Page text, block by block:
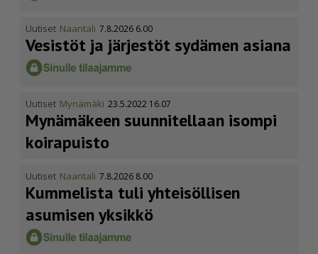
Uutiset Naantali 7.8.2026 6.00
Vesistöt ja järjestöt sydämen asiana
Uutiset Mynämäki 23.5.2022 16.07
Mynämäkeen suunnitellaan isompi
koirapuisto
Uutiset Naantali 7.8.2026 8.00
Kummelista tuli yhteisöllisen
asumisen yksikkö